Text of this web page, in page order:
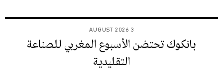
3 AUGUST 2026
بانكوك تحتضن الأسبوع المغربي للصناعة
التقليدية